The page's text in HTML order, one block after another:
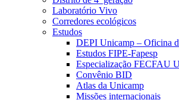
Laboratório Vivo
Corredores ecológicos
Estudos
DEPI Unicamp – Oficina
Estudos FIPE-Fapesp
Especialização FECFAU
Convênio BID
Atlas da Unicamp
Missões internacionais